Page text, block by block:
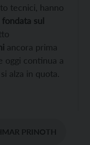
tecnici, hanno
sul
ancora prima
oggi continua a
alza in quota.
PRINOTH